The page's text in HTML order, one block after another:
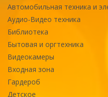
Автомобильная техника и
Аудио-Видео техника
Библиотека
Бытовая и оргтехника
Видеокамеры
Входная зона
Гардероб
Детское